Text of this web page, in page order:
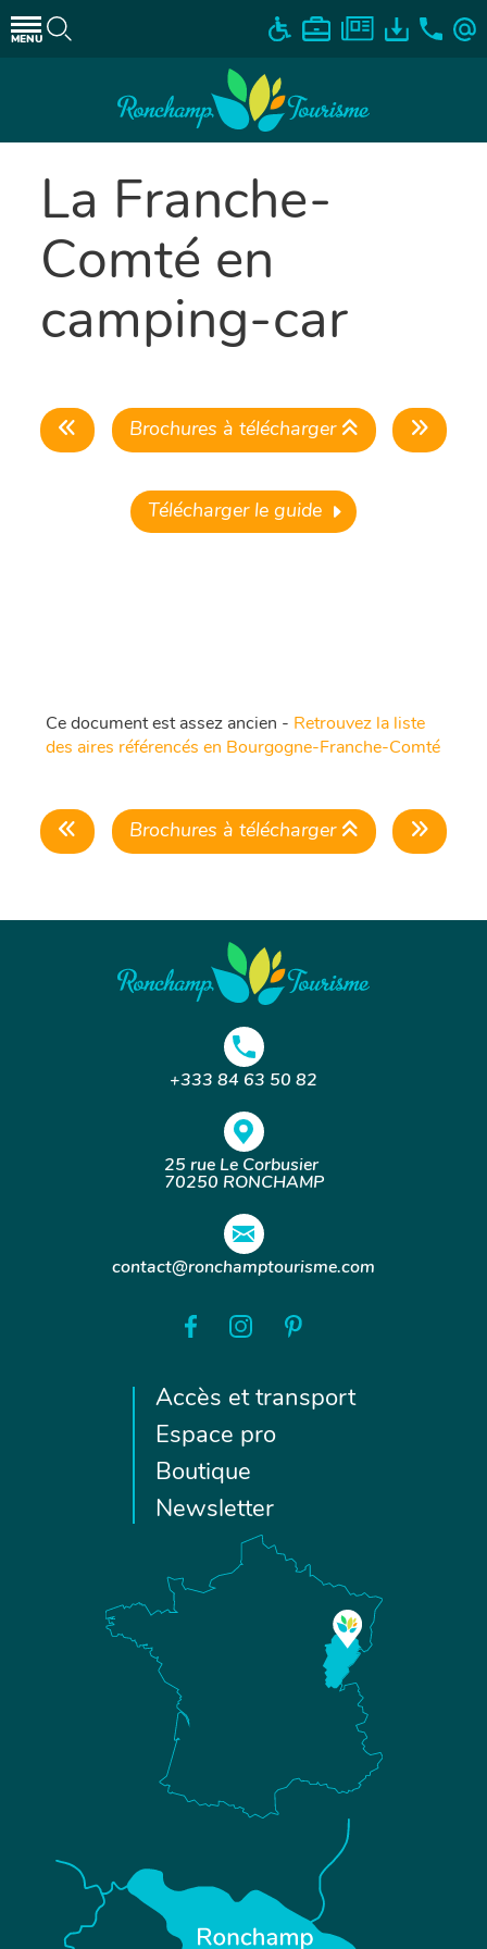
MENU
Brochures à télécharger
La Franche-
Comté en
camping-car
Télécharger le guide
Ce document est assez ancien - Retrouvez la liste
des aires référencés en Bourgogne-Franche-Comté
Brochures à télécharger
+333 84 63 50 82
25 rue Le Corbusier
70250 RONCHAMP
contact@ronchamptourisme.com
Accès et transport
Espace pro
Boutique
Newsletter